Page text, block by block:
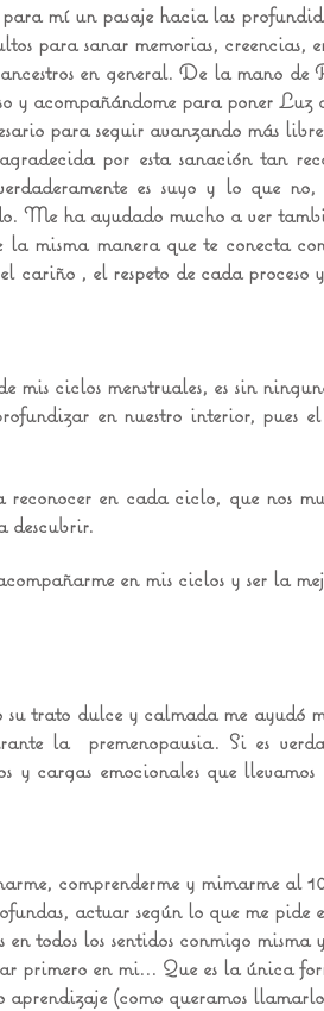
mí un pasaje hacia las
para sanar memorias, creencias,
en general.De la mano de
y acompañándome para poner
para seguir avanzando más
por esta sanación tan
es suyo y lo que no,
Me ha ayudado mucho a ver
la misma manera que te conecta
cariño , el respeto de cada proceso
mis ciclos menstruales, es sin
en nuestro interior, pues
reconocer en cada ciclo, que nos
descubrir.
en mis ciclos y ser la
trato dulce y calmada me
la premenopausia. Si es
y cargas emocionales que
comprenderme y mimarme al
actuar según lo que me pide
todos los sentidos conmigo misma
primero en mi... Que es la única
(como queramos